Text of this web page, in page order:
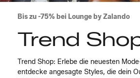
Bis zu -75% bei Lounge by Zalando
Trend
Trend Shop: Erlebe die neuesten
entdecke angesagte Styles, die dein